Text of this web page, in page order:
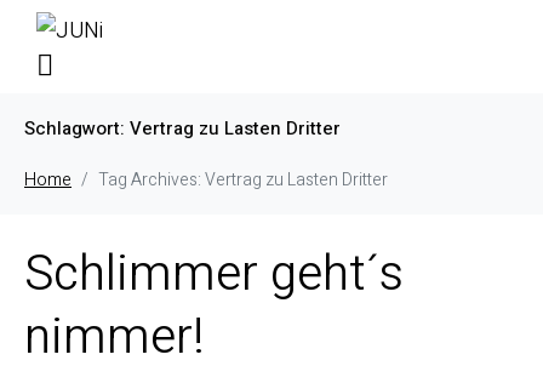
Schlagwort: Vertrag zu Lasten Dritter
Home Tag Archives: Vertrag zu Lasten Dritter
Schlimmer geht´s
nimmer!